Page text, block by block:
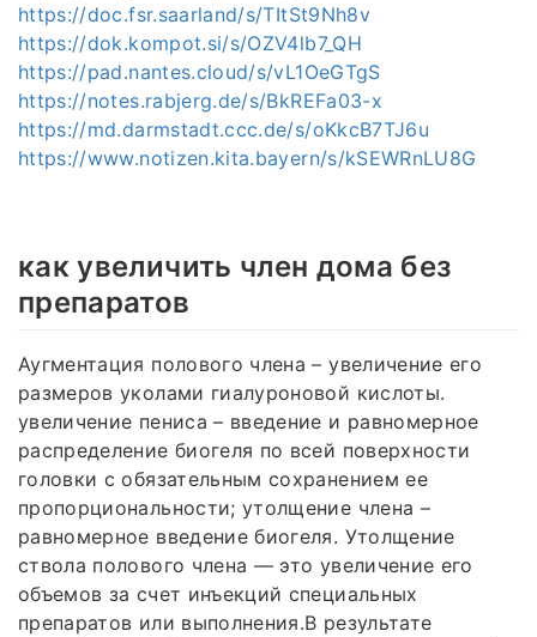
https://doc.fsr.saarland/s/TItSt9Nh8v
https://dok.kompot.si/s/OZV4lb7_QH
https://pad.nantes.cloud/s/vL1OeGTgS
https://notes.rabjerg.de/s/BkREFa03-x
https://md.darmstadt.ccc.de/s/oKkcB7TJ6u
https://www.notizen.kita.bayern/s/kSEWRnLU8G
как увеличить член дома без
препаратов
Аугментация полового члена – увеличение его
размеров уколами гиалуроновой кислоты.
увеличение пениса – введение и равномерное
распределение биогеля по всей поверхности
головки с обязательным сохранением ее
пропорциональности; утолщение члена –
равномерное введение биогеля. Утолщение
ствола полового члена — это увеличение его
объемов за счет инъекций специальных
препаратов или выполнения.В результате